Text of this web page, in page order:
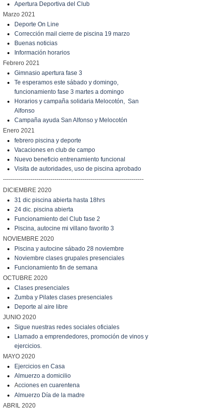
Apertura Deportiva del Club
Marzo 2021
Deporte On Line
Corrección mail cierre de piscina 19 marzo
Buenas noticias
Información horarios
Febrero 2021
Gimnasio apertura fase 3
Te esperamos este sábado y domingo,
funcionamiento fase 3 martes a domingo
Horarios y campaña solidaria Melocotón, San
Alfonso
Campaña ayuda San Alfonso y Melocotón
Enero 2021
febrero piscina y deporte
Vacaciones en club de campo
Nuevo beneficio entrenamiento funcional
Visita de autoridades, uso de piscina aprobado
-----------------------------------------------------------------------
DICIEMBRE 2020
31 dic piscina abierta hasta 18hrs
24 dic. piscina abierta
Funcionamiento del Club fase 2
Piscina, autocine mi villano favorito 3
NOVIEMBRE 2020
Piscina y autocine sábado 28 noviembre
Noviembre clases grupales presenciales
Funcionamiento fin de semana
OCTUBRE 2020
Clases presenciales
Zumba y Pilates clases presenciales
Deporte al aire libre
JUNIO 2020
Sigue nuestras redes sociales oficiales
Llamado a emprendedores, promoción de vinos y
ejercicios.
MAYO 2020
Ejercicios en Casa
Almuerzo a domicilio
Acciones en cuarentena
Almuerzo Día de la madre
ABRIL 2020